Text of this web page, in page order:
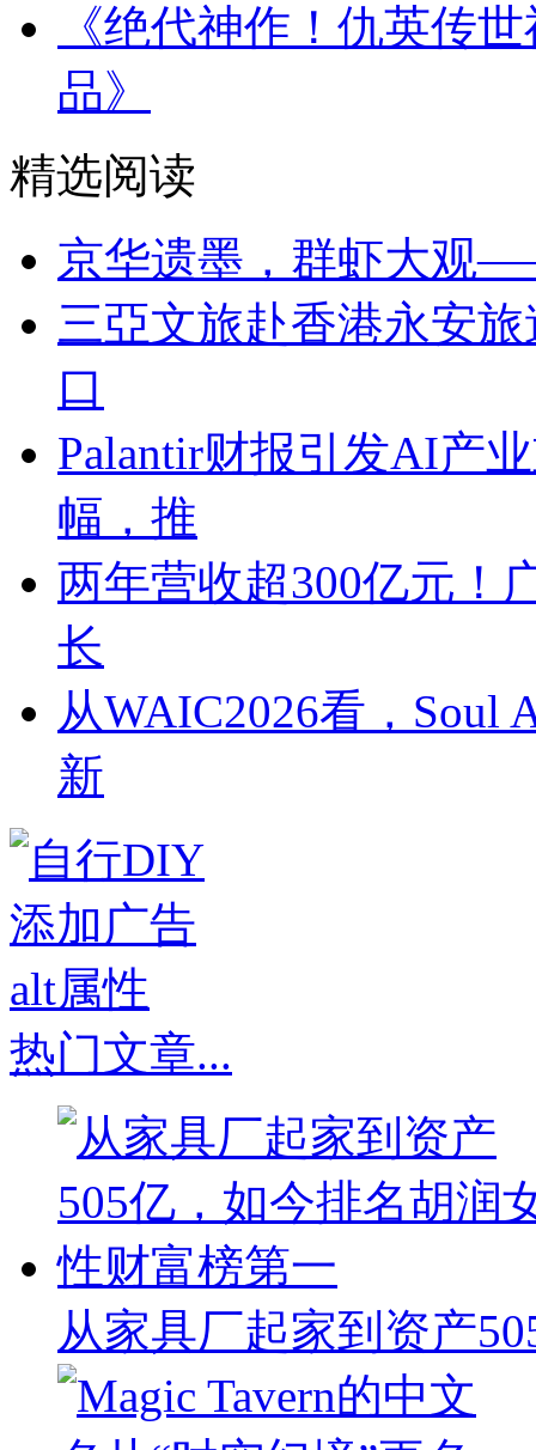
《绝代神作！仇英传
品》
精选阅读
京华遗墨，群虾大观
三亞文旅赴香港永安
口
Palantir财报引发AI产
幅，推
两年营收超300亿元！
长
从WAIC2026看，Soul
新
热门文章...
从家具厂起家到资产